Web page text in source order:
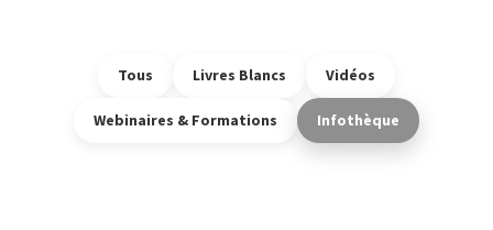
Tous Livres Blancs Vidéos
Webinaires & Formations Infothèque